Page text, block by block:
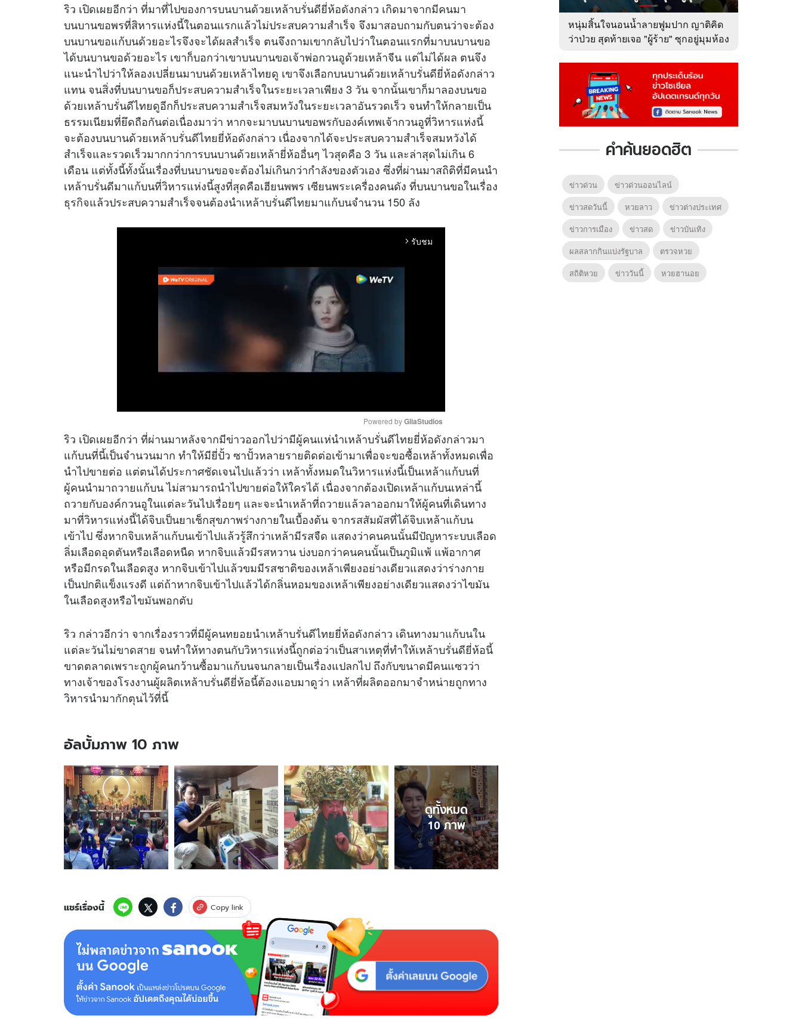
ริว เปิดเผยอีกว่า ที่มาที่ไปของการบนบานด้วยเหล้าบรั่นดียี่ห้อดังกล่าว เกิดมาจากมีคนมา
บนบานขอพรที่สิหารแห่งนี้ในตอนแรกแล้วไม่ประสบความสำเร็จ จึงมาสอบถามกับตนว่าจะต้อง
บนบานขอแก้บนด้วยอะไรจึงจะได้ผลสำเร็จ ตนจึงถามเขากลับไปว่าในตอนแรกที่มาบนบานขอ
ได้บนบานขอด้วยอะไร เขาก็บอกว่าเขาบนบานขอเจ้าพ่อกวนอูด้วยเหล้าจีน แต่ไม่ได้ผล ตนจึง
แนะนำไปว่าให้ลองเปลี่ยนมาบนด้วยเหล้าไทยดู เขาจึงเลือกบนบานด้วยเหล้าบรั่นดียี่ห้อดังกล่าว
แทน จนสิ่งที่บนบานขอก็ประสบความสำเร็จในระยะเวลาเพียง 3 วัน จากนั้นเขาก็มาลองบนขอ
ด้วยเหล้าบรั่นดีไทยดูอีกก็ประสบความสำเร็จสมหวังในระยะเวลาอันรวดเร็ว จนทำให้กลายเป็น
ธรรมเนียมที่ยึดถือกันต่อเนื่องมาว่า หากจะมาบนบานขอพรกับองค์เทพเจ้ากวนอูที่วิหารแห่งนี้
จะต้องบนบานด้วยเหล้าบรั่นดีไทยยี่ห้อดังกล่าว เนื่องจากได้จะประสบความสำเร็จสมหวังได้
สำเร็จและรวดเร็วมากกว่าการบนบานด้วยเหล้ายี่ห้ออื่นๆ ไวสุดคือ 3 วัน และล่าสุดไม่เกิน 6
เดือน แต่ทั้งนี้ทั้งนั้นเรื่องที่บนบานขอจะต้องไม่เกินกว่ากำลังของตัวเอง ซึ่งที่ผ่านมาสถิติที่มีคนนำ
เหล้าบรั่นดีมาแก้บนที่วิหารแห่งนี้สูงที่สุดคือเฮียนพพร เซียนพระเครื่องคนดัง ที่บนบานขอในเรื่อง
ธุรกิจแล้วประสบความสำเร็จจนต้องนำเหล้าบรั่นดีไทยมาแก้บนจำนวน 150 ลัง
arrow_forward_ios รับชม
M
u
t
e
Powered by GliaStudios
ริว เปิดเผยอีกว่า ที่ผ่านมาหลังจากมีข่าวออกไปว่ามีผู้คนแห่นำเหล้าบรั่นดีไทยยี่ห้อดังกล่าวมา
แก้บนที่นี้เป็นจำนวนมาก ทำให้มียี่ปั้ว ซาปั้วหลายรายติดต่อเข้ามาเพื่อจะขอซื้อเหล้าทั้งหมดเพื่อ
นำไปขายต่อ แต่ตนได้ประกาศชัดเจนไปแล้วว่า เหล้าทั้งหมดในวิหารแห่งนี้เป็นเหล้าแก้บนที่
ผู้คนนำมาถวายแก้บน ไม่สามารถนำไปขายต่อให้ใครได้ เนื่องจากต้องเปิดเหล้าแก้บนเหล่านี้
ถวายกับองค์กวนอูในแต่ละวันไปเรื่อยๆ และจะนำเหล้าที่ถวายแล้วลาออกมาให้ผู้คนที่เดินทาง
มาที่วิหารแห่งนี้ได้จิบเป็นยาเช็กสุขภาพร่างกายในเบื้องต้น จากรสสัมผัสที่ได้จิบเหล้าแก้บน
เข้าไป ซึ่งหากจิบเหล้าแก้บนเข้าไปแล้วรู้สึกว่าเหล้ามีรสจืด แสดงว่าคนคนนั้นมีปัญหาระบบเลือด
ลิ่มเลือดอุดตันหรือเลือดหนืด หากจิบแล้วมีรสหวาน บ่งบอกว่าคนคนนั้นเป็นภูมิแพ้ แพ้อากาศ
หรือมีกรดในเลือดสูง หากจิบเข้าไปแล้วขมมีรสชาติของเหล้าเพียงอย่างเดียวแสดงว่าร่างกาย
เป็นปกติแข็งแรงดี แต่ถ้าหากจิบเข้าไปแล้วได้กลิ่นหอมของเหล้าเพียงอย่างเดียวแสดงว่าไขมัน
ในเลือดสูงหรือไขมันพอกตับ
ริว กล่าวอีกว่า จากเรื่องราวที่มีผู้คนทยอยนำเหล้าบรั่นดีไทยยี่ห้อดังกล่าว เดินทางมาแก้บนใน
แต่ละวันไม่ขาดสาย จนทำให้ทางตนกับวิหารแห่งนี้ถูกต่อว่าเป็นสาเหตุที่ทำให้เหล้าบรั่นดียี่ห้อนี้
ขาดตลาดเพราะถูกผู้คนกว้านซื้อมาแก้บนจนกลายเป็นเรื่องแปลกไป ถึงกับขนาดมีคนแซวว่า
ทางเจ้าของโรงงานผู้ผลิตเหล้าบรั่นดียี่ห้อนี้ต้องแอบมาดูว่า เหล้าที่ผลิตออกมาจำหน่ายถูกทาง
วิหารนำมากักตุนไว้ที่นี้
อัลบั้มภาพ 10 ภาพ
อัลบั้ม
ภาพ
10
ภาพ
ของ
รู้
แล้ว!
ทำไม
เหล้า
แบรนด์
หา
ซื้อ
วิหาร
กวนอู
ดูทั้งหมด
10ภาพ
แชร์เรื่องนี้ Copy link
หนุ่มสิ้นใจนอนน้ำลายฟูมปาก ญาติคิด
ว่าป่วย สุดท้ายเจอ "ผู้ร้าย" ซุกอยู่มุมห้อง
คำค้นยอดฮิต
ข่าวด่วน
ข่าวด่วนออนไลน์
ข่าวสดวันนี้
หวยลาว
ข่าวต่างประเทศ
ข่าวการเมือง
ข่าวสด
ข่าวบันเทิง
ผลสลากกินแบ่งรัฐบาล
ตรวจหวย
สถิติหวย
ข่าววันนี้ หวยฮานอย